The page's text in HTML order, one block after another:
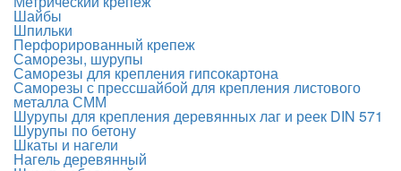
Шайбы
Шпильки
Перфорированный крепеж
Саморезы, шурупы
Саморезы для крепления гипсокартона
Саморезы с прессшайбой для крепления листового
металла СММ
Шурупы для крепления деревянных лаг и реек DIN 571
Шурупы по бетону
Шкаты и нагели
Нагель деревянный